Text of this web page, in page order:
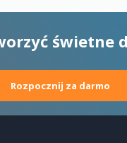
świetne
Rozpocznij za darmo